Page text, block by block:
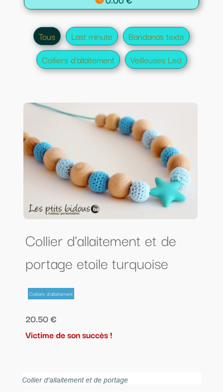
Tous Last minute
Bandanas texte
Colliers d'allaitement
Veilleuses Led
Collier d'allaitement et de
portage etoile turquoise
Colliers d'allaitement
20.50 €
Victime de son succès !
Collier d'allaitement et de portage